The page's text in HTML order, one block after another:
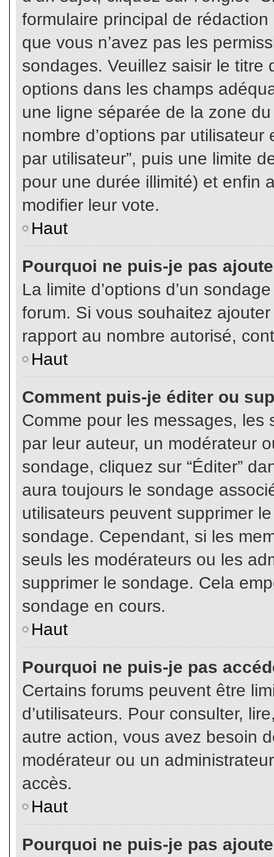
formulaire principal de
que vous n’avez pas les
sondages. Veuillez saisir le
options dans les champs
une ligne séparée de la zone
nombre d’options par
par utilisateur”, puis une limite
pour une durée illimité) et enfin
modifier leur vote.
Haut
Pourquoi ne puis-je pas
La limite d’options d’un
forum. Si vous souhaitez
rapport au nombre autorisé,
Haut
Comment puis-je éditer ou
Comme pour les messages,
par leur auteur, un modérateur
sondage, cliquez sur “Éditer”
aura toujours le sondage
utilisateurs peuvent supprimer
sondage. Cependant, si les
seuls les modérateurs ou les
supprimer le sondage. Cela
sondage en cours.
Haut
Pourquoi ne puis-je pas
Certains forums peuvent être
d’utilisateurs. Pour consulter,
autre action, vous avez besoin
modérateur ou un
accès.
Haut
Pourquoi ne puis-je pas